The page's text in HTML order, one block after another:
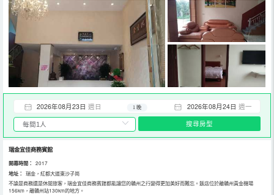
2026年08月23日 週日 2026年08月24日 週一
1 晚
搜尋房型
瑞金宜佳商務賓館
開幕時間： 2017
地址：
瑞金，紅都大道東沙子崗
不論是商務還是休閒旅客，瑞金宜佳商務賓館都能讓您的贛州之行變得更加美好而難忘。飯店位於離贛州黃金機場
156km，離贛州站130km的地方。